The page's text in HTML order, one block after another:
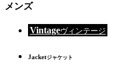
メンズ
Vintageヴィンテージ
Jacketジャケット